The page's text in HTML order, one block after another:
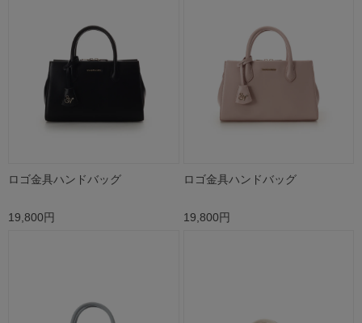
ロゴ金具ハンドバッグ
19,800円
ロゴ金具ハンドバッグ
19,800円